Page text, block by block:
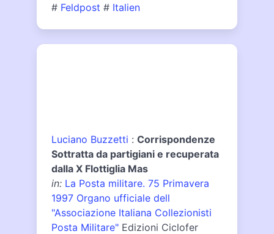
# Feldpost # Italien
Luciano Buzzetti : Corrispondenze
Sottratta da partigiani e recuperata
dalla X Flottiglia Mas
in: La Posta militare. 75 Primavera
1997 Organo ufficiale dell
"Associazione Italiana Collezionisti
Posta Militare" Edizioni Ciclofer